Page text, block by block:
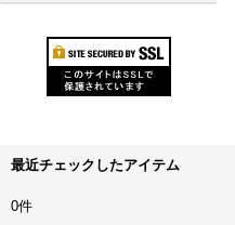
最近チェックしたアイテム
0件